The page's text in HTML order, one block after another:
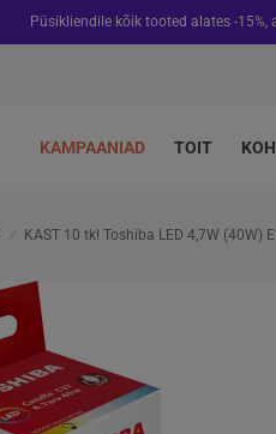
Püsikliendile kõik tooted alates -
KAMPAANIAD TOIT
KAST 10 tk! Toshiba LED 4,7W